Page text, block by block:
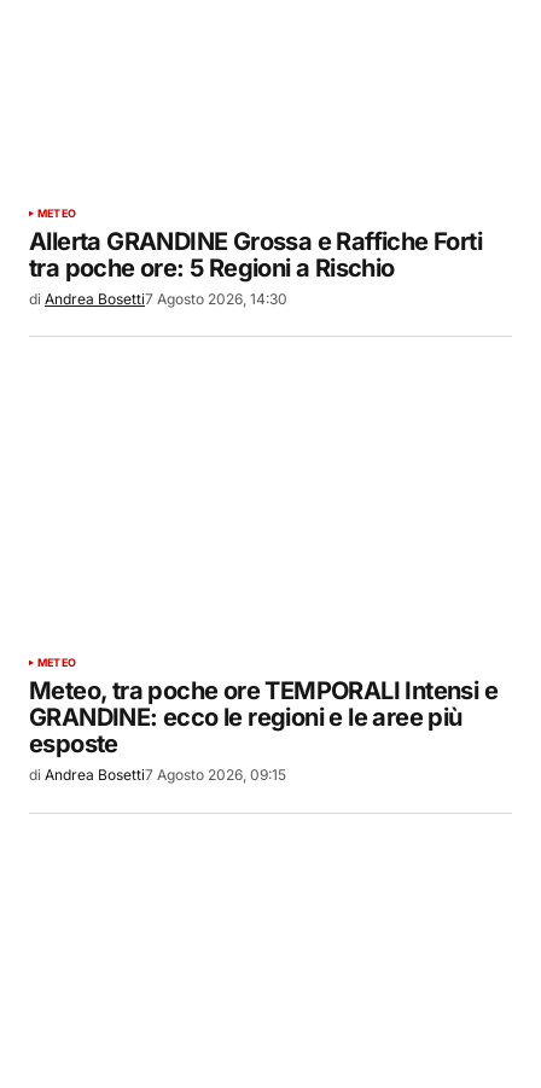
METEO
Allerta GRANDINE Grossa e Raffiche Forti
tra poche ore: 5 Regioni a Rischio
di Andrea Bosetti7 Agosto 2026, 14:30
METEO
Meteo, tra poche ore TEMPORALI Intensi e
GRANDINE: ecco le regioni e le aree più
esposte
di Andrea Bosetti7 Agosto 2026, 09:15